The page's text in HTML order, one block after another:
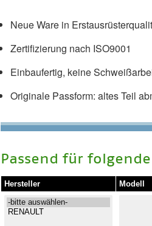
Neue Ware in
Zertifizierung nach ISO9001
Einbaufertig, keine
Originale Passform: altes Teil
Passend für
Hersteller Modell